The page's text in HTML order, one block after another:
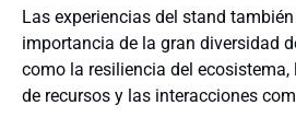
Las experiencias del stand
importancia de la gran diversidad
como la resiliencia del
de recursos y las interacciones